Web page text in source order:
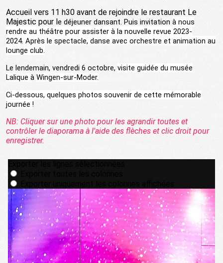
Accueil vers 11 h30 avant de rejoindre le restaurant Le
Majestic pour le déjeuner dansant. Puis invitation à nous
rendre au théâtre pour assister à la nouvelle revue 2023-
2024. Après le spectacle, danse avec orchestre et animation au
lounge club.
Le lendemain, vendredi 6 octobre, visite guidée du musée
Lalique à Wingen-sur-Moder.
Ci-dessous, quelques photos souvenir de cette mémorable
journée !
NB: Cliquer sur une photo pour les agrandir toutes et
contrôler le diaporama à l'aide des flèches et clic droit pour
enregistrer.